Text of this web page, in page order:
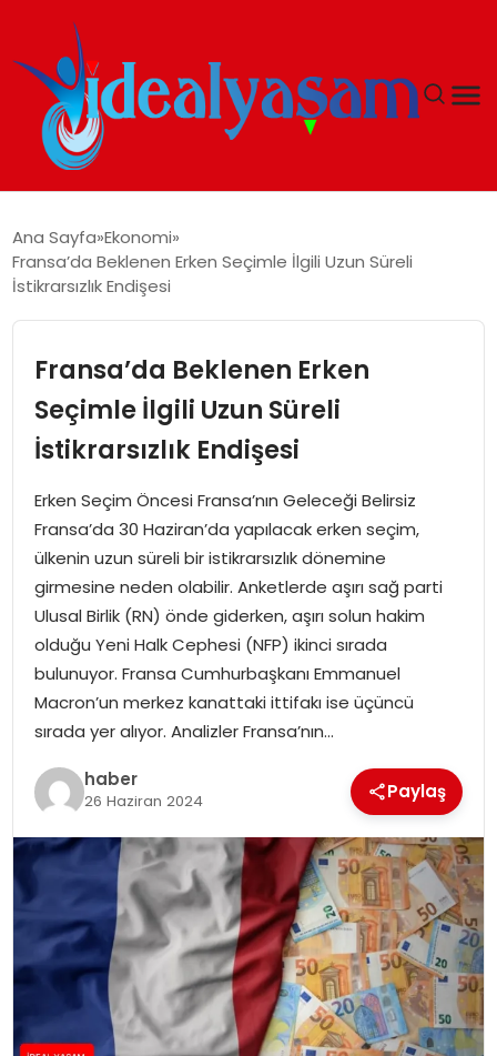
GÜNDEM
İDEAL SPOR
YAŞAM
MAGAZIN
SAĞLIK
SOSYAL HABER
Ana Sayfa Ekonomi
Fransa’da Beklenen Erken Seçimle İlgili Uzun Süreli
İstikrarsızlık Endişesi
Fransa’da Beklenen Erken
Seçimle İlgili Uzun Süreli
İstikrarsızlık Endişesi
Erken Seçim Öncesi Fransa’nın Geleceği Belirsiz
Fransa’da 30 Haziran’da yapılacak erken seçim,
ülkenin uzun süreli bir istikrarsızlık dönemine
girmesine neden olabilir. Anketlerde aşırı sağ parti
Ulusal Birlik (RN) önde giderken, aşırı solun hakim
olduğu Yeni Halk Cephesi (NFP) ikinci sırada
bulunuyor. Fransa Cumhurbaşkanı Emmanuel
Macron’un merkez kanattaki ittifakı ise üçüncü
sırada yer alıyor. Analizler Fransa’nın…
haber
26 Haziran 2024 Paylaş